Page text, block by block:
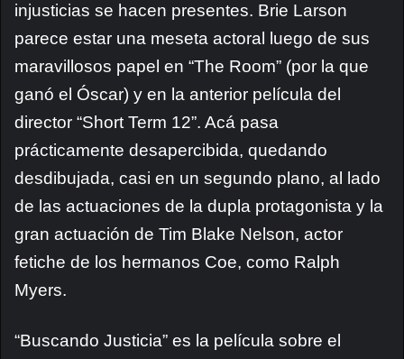
injusticias se hacen presentes. Brie Larson
parece estar una meseta actoral luego de sus
maravillosos papel en “The Room” (por la que
ganó el Óscar) y en la anterior película del
director “Short Term 12”. Acá pasa
prácticamente desapercibida, quedando
desdibujada, casi en un segundo plano, al lado
de las actuaciones de la dupla protagonista y la
gran actuación de Tim Blake Nelson, actor
fetiche de los hermanos Coe, como Ralph
Myers.
“Buscando Justicia” es la película sobre el